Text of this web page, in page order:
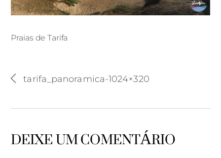
Praias de Tarifa
tarifa_panoramica-1024×320
DEIXE UM COMENTÁRIO